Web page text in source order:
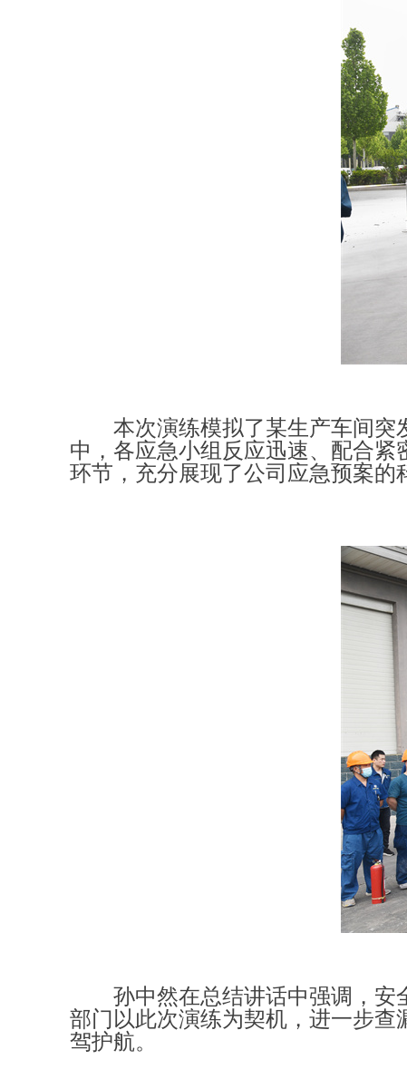
本次演练模拟了某生产车间突
中，各应急小组反应迅速、配合
环节，充分展现了公司应急预案的
孙中然在总结讲话中强调，安
部门以此次演练为契机，进一步
驾护航。